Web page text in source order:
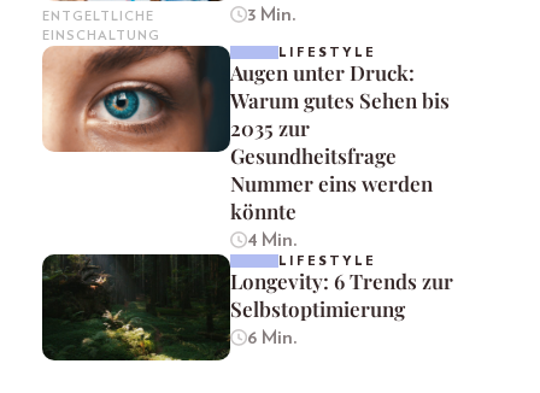
ENTGELTLICHE
EINSCHALTUNG
3 Min.
LIFESTYLE
Augen unter Druck:
Warum gutes Sehen bis
2035 zur
Gesundheitsfrage
Nummer eins werden
könnte
4 Min.
LIFESTYLE
Longevity: 6 Trends zur
Selbstoptimierung
6 Min.